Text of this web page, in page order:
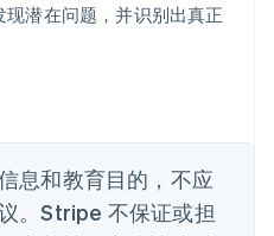
潜在问题，并识别出真正
息和教育目的，不应
。Stripe 不保证或担